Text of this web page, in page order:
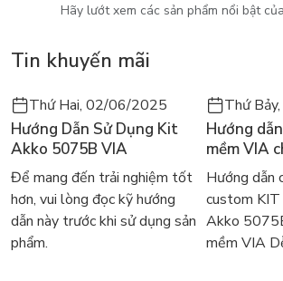
Hãy lướt xem các sản phẩm nổi bật
Tin khuyến mãi
Thứ Hai, 02/06/2025
Hướng Dẫn Sử Dụng Kit
Akko 5075B VIA
Để mang đến trải nghiệm tốt
hơn, vui lòng đọc kỹ hướng
dẫn này trước khi sử dụng sản
phẩm.
Thứ
Hướng
mềm VIA
5075B VIA
Hướng dẫn
custom KIT
Akko
mềm VIA